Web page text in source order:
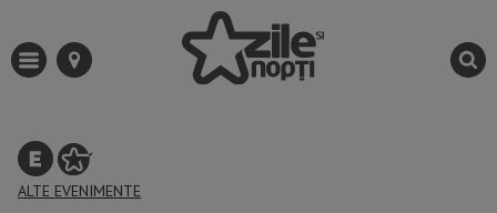
ALTE EVENIMENTE